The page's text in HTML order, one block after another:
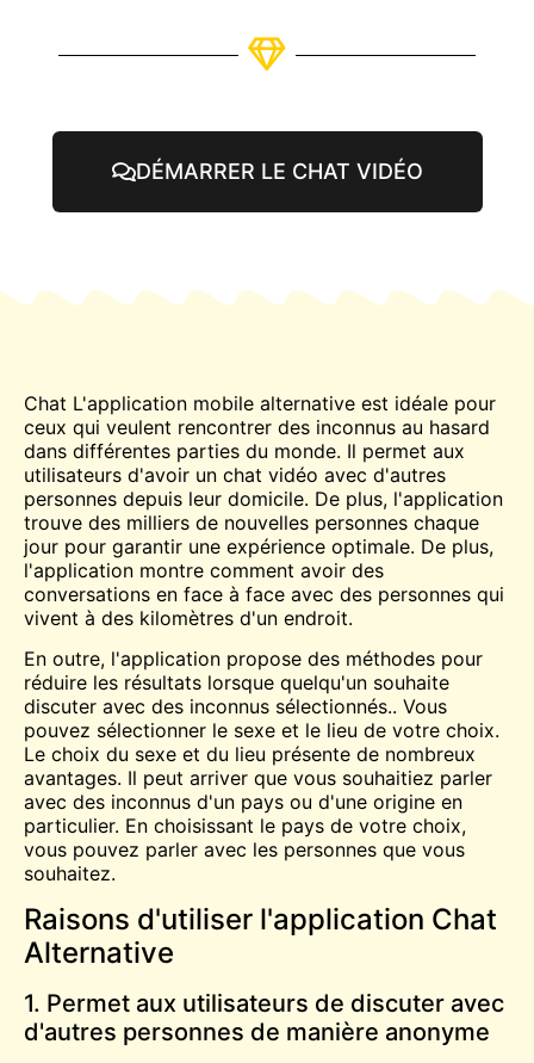
DÉMARRER LE CHAT VIDÉO
Chat L'application mobile alternative est idéale pour
ceux qui veulent rencontrer des inconnus au hasard
dans différentes parties du monde. Il permet aux
utilisateurs d'avoir un chat vidéo avec d'autres
personnes depuis leur domicile. De plus, l'application
trouve des milliers de nouvelles personnes chaque
jour pour garantir une expérience optimale. De plus,
l'application montre comment avoir des
conversations en face à face avec des personnes qui
vivent à des kilomètres d'un endroit.
En outre, l'application propose des méthodes pour
réduire les résultats lorsque quelqu'un souhaite
discuter avec des inconnus sélectionnés.. Vous
pouvez sélectionner le sexe et le lieu de votre choix.
Le choix du sexe et du lieu présente de nombreux
avantages. Il peut arriver que vous souhaitiez parler
avec des inconnus d'un pays ou d'une origine en
particulier. En choisissant le pays de votre choix,
vous pouvez parler avec les personnes que vous
souhaitez.
Raisons d'utiliser l'application Chat
Alternative
1. Permet aux utilisateurs de discuter avec
d'autres personnes de manière anonyme